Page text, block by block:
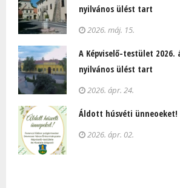
nyilvános ülést tart
2026. máj. 15.
A Képviselő-testület 2026.
nyilvános ülést tart
2026. ápr. 24.
Áldott húsvéti ünneoeket!
2026. ápr. 02.